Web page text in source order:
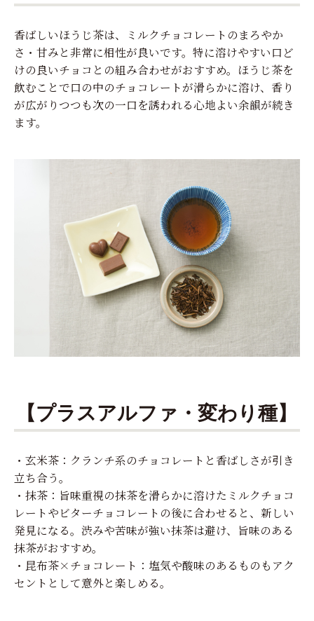
香ばしいほうじ茶は、ミルクチョコレートのまろやか
さ・甘みと非常に相性が良いです。特に溶けやすい口ど
けの良いチョコとの組み合わせがおすすめ。ほうじ茶を
飲むことで口の中のチョコレートが滑らかに溶け、香り
が広がりつつも次の一口を誘われる心地よい余韻が続き
ます。
【プラスアルファ・変わり種】
・玄米茶：クランチ系のチョコレートと香ばしさが引き
立ち合う。
・抹茶：旨味重視の抹茶を滑らかに溶けたミルクチョコ
レートやビターチョコレートの後に合わせると、新しい
発見になる。渋みや苦味が強い抹茶は避け、旨味のある
抹茶がおすすめ。
・昆布茶×チョコレート：塩気や酸味のあるものもアク
セントとして意外と楽しめる。